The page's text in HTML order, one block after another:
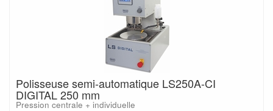
Polisseuse semi-automatique LS250A-CI
DIGITAL 250 mm
Pression centrale + individuelle